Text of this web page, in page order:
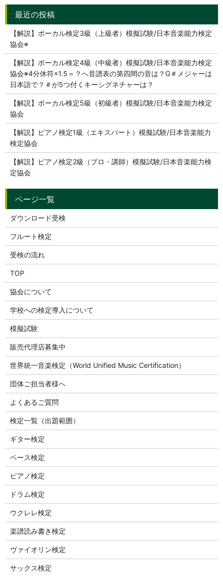
【解説】ボーカル検定3級（上級者）模擬試験/日本音楽能力検定
協会※
【解説】ボーカル検定4級（中級者）模擬試験/日本音楽能力検定
協会※4分休符×1.5＝？へ音譜表の第四間の音は？G＃メジャーは
日本語で？＃が5つ付くキーシグネチャーは？
【解説】ボーカル検定5級（初級者）模擬試験/日本音楽能力検定
協会
【解説】ピアノ検定1級（エキスパート）模擬試験/日本音楽能力
検定協会
【解説】ピアノ検定2級（プロ・講師）模擬試験/日本音楽能力検
定協会
ダウンロード受検
フルート検定
受検の流れ
TOP
協会について
学校への検定導入について
模擬試験
販売代理店募集中
世界統一音楽検定（World Unified Music Certification）
団体ご担当者様へ
よくあるご質問
検定一覧（出題範囲）
ギター検定
ベース検定
ピアノ検定
ドラム検定
ウクレレ検定
楽譜読み書き検定
ヴァイオリン検定
サックス検定